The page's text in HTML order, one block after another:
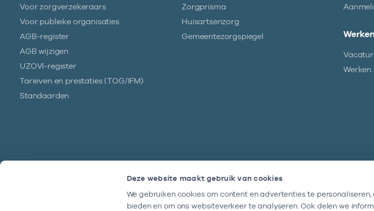
Deze website maakt gebruik van cookies
We gebruiken cookies om content en advertenties te
bieden en om ons websiteverkeer te analyseren. Ook delen we
Voor zorgverzekeraars
Voor publieke organisaties
AGB-register
AGB wijzigen
UZOVI-register
Tarieven en prestaties (TOG/IFM)
Standaarden
Zorgprisma
Huisartsenzorg
Gemeentezorgspiegel
Werken
Nieuwsbrief